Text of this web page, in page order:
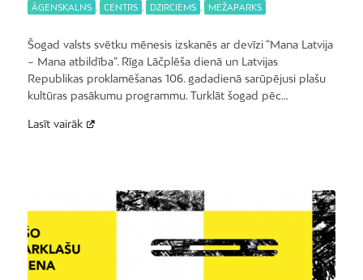
ĀGENSKALNS CENTRS DZIRCIEMS MEŽAPARKS
Šogad valsts svētku mēnesis izskanēs ar devīzi “Mana Latvija
– Mana atbildība”. Rīga Lāčplēša dienā un Latvijas
Republikas proklamēšanas 106. gadadienā sarūpējusi plašu
kultūras pasākumu programmu. Turklāt šogad pēc…
Lasīt vairāk